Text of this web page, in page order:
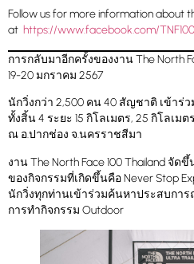
Follow us for more information about
at https://www.facebook.com/
การกลับมาอีกครั้งของงาน The North
19-20 มกราคม 2567
นักวิ่งกว่า 2,500 คน 40 สัญชาติ เข้าร่
ทั้งสิ้น 4 ระยะ 15 กิโลเมตร, 25 กิโลเม
ณ อ.ปากช่อง จ.นครราชสีมา
งาน The North Face 100 Thailand จั
ของกิจกรรมที่เกิดขึ้นคือ Never Stop
นักวิ่งทุกท่านเข้าร่วมค้นหาประสบกา
การทำกิจกรรม Outdoor